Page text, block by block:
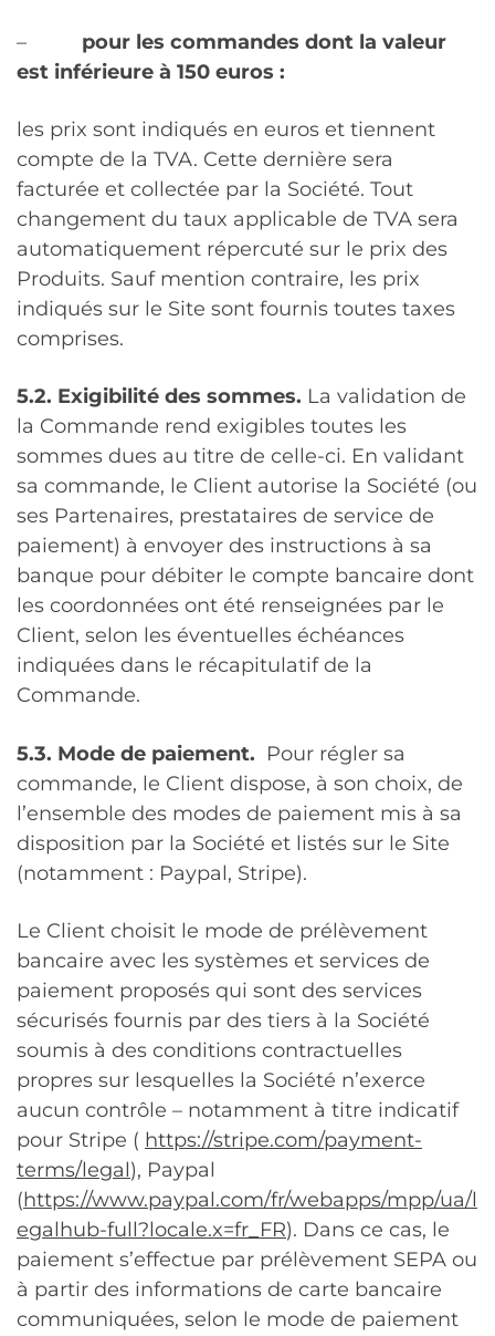
– pour les commandes dont la valeur
est inférieure à 150 euros :
les prix sont indiqués en euros et tiennent
compte de la TVA. Cette dernière sera
facturée et collectée par la Société. Tout
changement du taux applicable de TVA sera
automatiquement répercuté sur le prix des
Produits. Sauf mention contraire, les prix
indiqués sur le Site sont fournis toutes taxes
comprises.
5.2. Exigibilité des sommes. La validation de
la Commande rend exigibles toutes les
sommes dues au titre de celle-ci. En validant
sa commande, le Client autorise la Société (ou
ses Partenaires, prestataires de service de
paiement) à envoyer des instructions à sa
banque pour débiter le compte bancaire dont
les coordonnées ont été renseignées par le
Client, selon les éventuelles échéances
indiquées dans le récapitulatif de la
Commande.
5.3. Mode de paiement. Pour régler sa
commande, le Client dispose, à son choix, de
l’ensemble des modes de paiement mis à sa
disposition par la Société et listés sur le Site
(notamment : Paypal, Stripe).
Le Client choisit le mode de prélèvement
bancaire avec les systèmes et services de
paiement proposés qui sont des services
sécurisés fournis par des tiers à la Société
soumis à des conditions contractuelles
propres sur lesquelles la Société n’exerce
aucun contrôle – notamment à titre indicatif
pour Stripe ( https://stripe.com/payment-
terms/legal), Paypal
(https://www.paypal.com/fr/webapps/mpp/ua/l
egalhub-full?locale.x=fr_FR). Dans ce cas, le
paiement s’effectue par prélèvement SEPA ou
à partir des informations de carte bancaire
communiquées, selon le mode de paiement